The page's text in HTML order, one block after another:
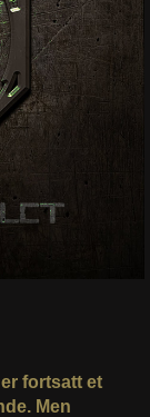
fortsatt et
Men